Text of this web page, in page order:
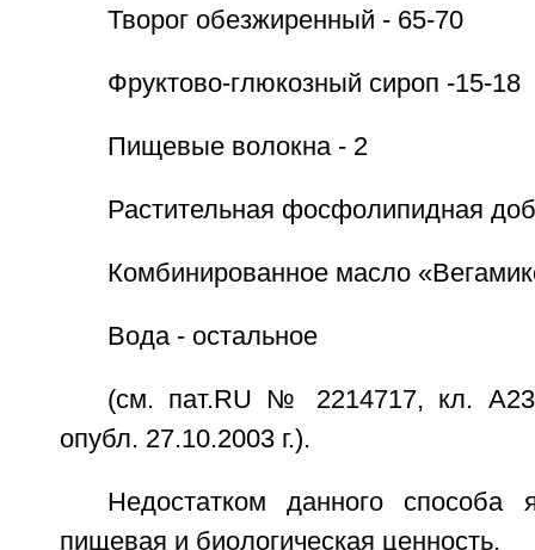
Творог обезжиренный - 65-70
Фруктово-глюкозный сироп -15-18
Пищевые волокна - 2
Растительная фосфолипидная
Комбинированное масло
Вода - остальное
(см. пат.RU № 2214717, кл.
опубл. 27.10.2003 г.).
Недостатком данного способа
пищевая и биологическая ценность.